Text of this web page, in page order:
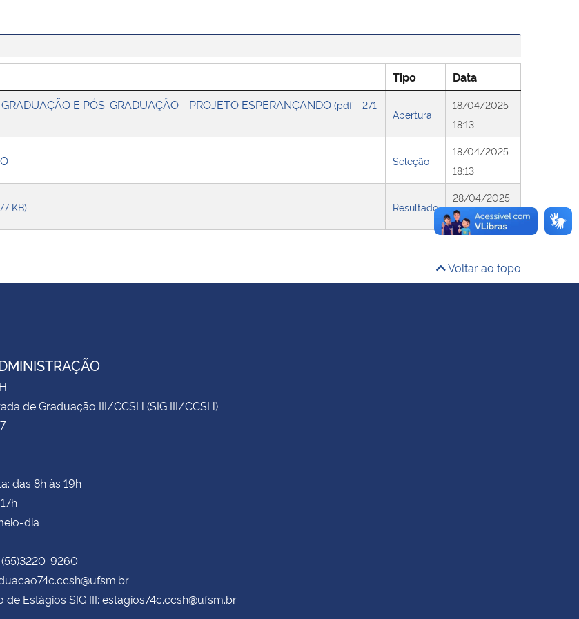
Tipo
Data
E PÓS-GRADUAÇÃO - PROJETO ESPERANÇANDO (pdf - 271
Abertura
18/04/2025
18:13
Seleção
18/04/2025
18:13
KB) Resultado
28/04/2025
09:42
Voltar ao topo
de Graduação III/CCSH (SIG III/CCSH)
das 8h às 19h
dia
(55)3220-9260
de Estágios SIG III: estagios74c.ccsh@ufsm.br